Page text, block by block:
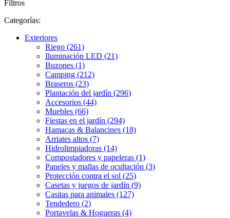
Filtros
Categorías:
Exteriores
Riego (261)
Iluminación LED (21)
Buzones (1)
Camping (212)
Braseros (23)
Plantación del jardín (296)
Accesorios (44)
Muebles (66)
Fiestas en el jardín (294)
Hamacas & Balancines (18)
Arriates altos (7)
Hidrolimpiadoras (14)
Compostadores y papeleras (1)
Paneles y mallas de ocultación (3)
Protección contra el sol (25)
Casetas y juegos de jardín (9)
Casitas para animales (127)
Tendedero (2)
Portavelas & Hogueras (4)